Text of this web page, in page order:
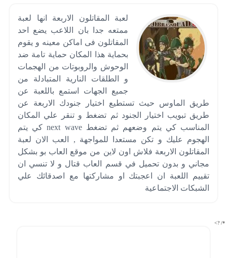
لعبة المقاتلون الاربعة انها لعبة
ممتعه جدا بان اللاعب يضع احد
المقاتلون فى اماكن معينه و يقوم
بحماية هذا المكان حماية تامة ضد
الوحوش والروبوتات من الهجمات
و الطلقات النارية المتبادلة من
جميع الجهات استمع باللعبة عن
طريق الماوس حيث تستطيع اختيار جنودك الاربعة عن
طريق تبويب اختيار الجنود ثم تضغط و تنقر علي المكان
المناسب كي يتم وضعهم ثم تضغط next wave كي يتم
الهجوم عليك و تكن مستعدا للمواجهة , العب الان لعبة
المقاتلون الاربعة فلاش اون لاين من موقع العاب بو بشكل
مجاني و بدون تحميل في قسم العاب قتال و لا تنسي ان
تقييم اللعبة ان اعجبتك او مشاركتها مع اصدقائك علي
الشبكات الاجتماعية
*/ ?>